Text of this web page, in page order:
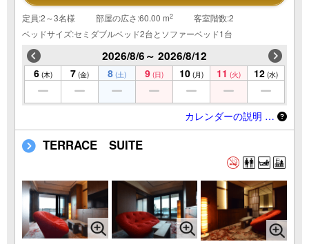
定員:2～3名様 部屋の広さ:60.00 m2
客室階数:2
ベッドサイズ:セミダブルベッド2台とソファーベッド1台
2026/8/6～ 2026/8/12
6 (木) 7 (金) 8 (土) 9 (日) 10 (月) 11 (火) 12 (水)
カレンダーの説明 …
TERRACE SUITE